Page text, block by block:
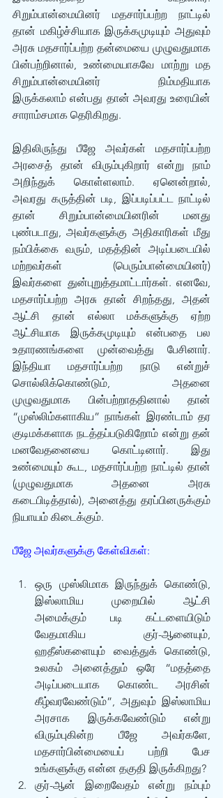
சிறும்பான்மையினர் மதசார்ப்பற்ற நாட்டில்
தான் மகிழ்ச்சியாக இருக்கமுடியும் அதுவும்
அரசு மதசார்ப்பற்ற தன்மையை முழுவதுமாக
பின்பற்றினால், உண்மையாகவே மாற்று மத
சிறும்பான்மையினர் நிம்மதியாக
இருக்கலாம் என்பது தான் அவரது உரையின்
சாராம்சமாக தெரிகிறது.
இதிலிருந்து பீஜே அவர்கள் மதசார்ப்பற்ற
அரசைத் தான் விரும்புகிறார் என்று நாம்
அறிந்துக் கொள்ளலாம். ஏனென்றால்,
அவரது கருத்தின் படி, இப்படிப்பட்ட நாட்டில்
தான் சிறும்பான்மையினரின் மனது
புண்படாது, அவர்களுக்கு அதிகாரிகள் மீது
நம்பிக்கை வரும், மதத்தின் அடிப்படையில்
மற்றவர்கள் (பெரும்பான்மையினர்)
இவர்களை துன்புறுத்தமாட்டார்கள். எனவே,
மதசார்ப்பற்ற அரசு தான் சிறந்தது, அதன்
ஆட்சி தான் எல்லா மக்களுக்கு ஏற்ற
ஆட்சியாக இருக்கமுடியும் என்பதை பல
உதாரணங்களை முன்வைத்து பேசினார்.
இந்தியா மதசார்ப்பற்ற நாடு என்றுச்
சொல்லிக்கொண்டும், அதனை
முழுவதுமாக பின்பற்றாததினால் தான்
“முஸ்லிம்களாகிய” நாங்கள் இரண்டாம் தர
குடிமக்களாக நடத்தப்படுகிறோம் என்று தன்
மனவேதனையை கொட்டினார். இது
உண்மையும் கூட, மதசார்ப்பற்ற நாட்டில் தான்
(முழுவதுமாக அதனை அரசு
கடைபிடித்தால்), அனைத்து தரப்பினருக்கும்
நியாயம் கிடைக்கும்.
பீஜே அவர்களுக்கு கேள்விகள்:
ஒரு முஸ்லிமாக இருந்துக் கொண்டு,
இஸ்லாமிய முறையில் ஆட்சி
அமைக்கும் படி கட்டளையிடும்
வேதமாகிய குர்-ஆனையும்,
ஹதீஸ்களையும் வைத்துக் கொண்டு,
உலகம் அனைத்தும் ஒரே “மதத்தை
அடிப்படையாக கொண்ட அரசின்
கீழ்வரவேண்டும்”, அதுவும் இஸ்லாமிய
அரசாக இருக்கவேண்டும் என்று
விரும்புகின்ற பீஜே அவர்களே,
மதசார்பின்மையைப் பற்றி பேச
உங்களுக்கு என்ன தகுதி இருக்கிறது?
குர்-ஆன் இறைவேதம் என்று நம்பும்